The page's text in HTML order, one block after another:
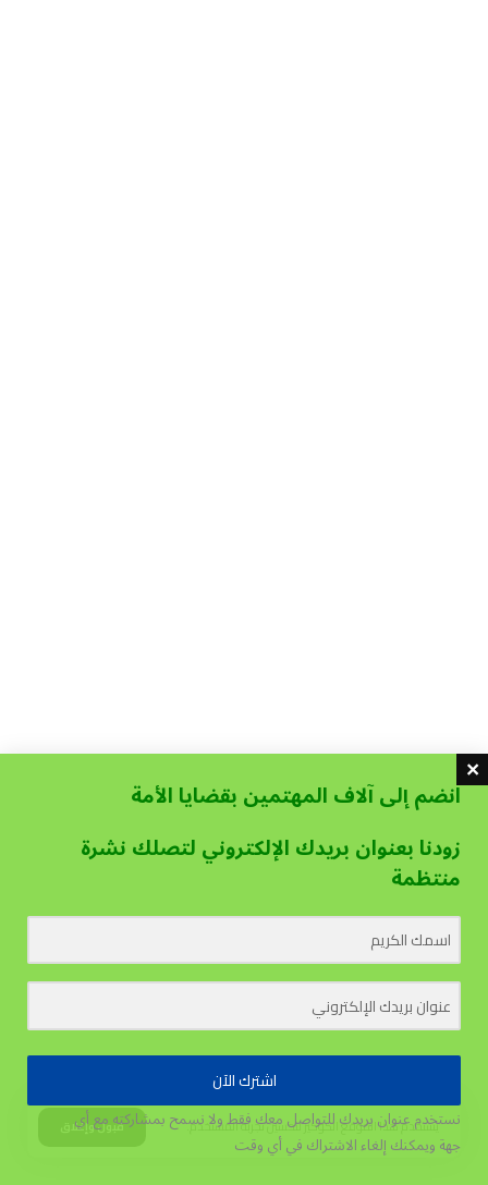
يستخدم هذا الموقع الكوكيز لتحسين تجربة المستخدم. قبول وإغلاق
انضم إلى آلاف المهتمين بقضايا الأمة
زودنا بعنوان بريدك الإلكتروني لتصلك نشرة
منتظمة
اشترك الآن
نستخدم عنوان بريدك للتواصل معك فقط ولا نسمح بمشاركته مع أي
جهةويمكنك إلغاء الاشتراك في أي وقت